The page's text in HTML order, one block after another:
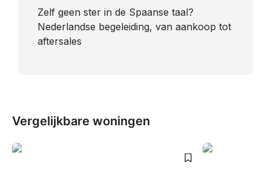
​Zelf geen ster in de Spaanse taal?
Nederlandse begeleiding, van aankoop tot
aftersales
Vergelijkbare woningen